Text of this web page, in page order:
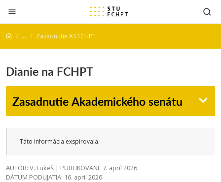
Prejsť na obsah
... Zasadnutie AS FCHPT
Dianie na FCHPT
Zasadnutie Akademického senátu
Táto informácia exspirovala.
AUTOR: V. Lukeš | PUBLIKOVANÉ 7. apríl 2026
DÁTUM PODUJATIA: 16. apríl 2026